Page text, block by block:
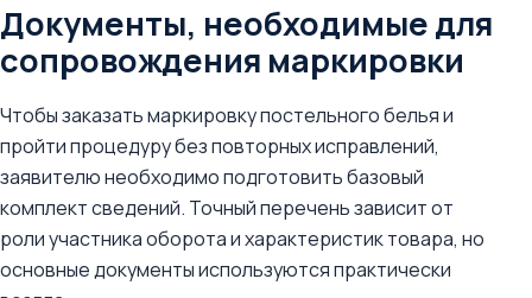
Документы, необходимые для
сопровождения маркировки
Чтобы заказать маркировку постельного белья и
пройти процедуру без повторных исправлений,
заявителю необходимо подготовить базовый
комплект сведений. Точный перечень зависит от
роли участника оборота и характеристик товара, но
основные документы используются практически